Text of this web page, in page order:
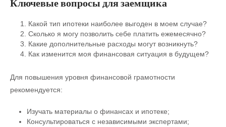
Ключевые вопросы для заемщика
Какой тип ипотеки наиболее выгоден в моем случае?
Сколько я могу позволить себе платить ежемесячно?
Какие дополнительные расходы могут возникнуть?
Как изменится моя финансовая ситуация в будущем?
Для повышения уровня финансовой грамотности
рекомендуется:
Изучать материалы о финансах и ипотеке;
Консультироваться с независимыми экспертами;